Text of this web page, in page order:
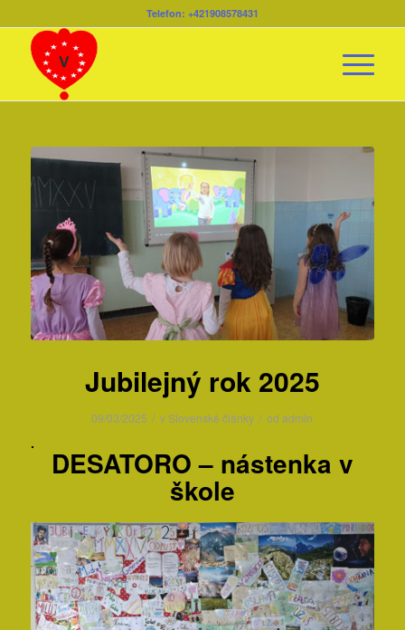
Telefon: +421908578431
Jubilejný rok 2025
09/03/2025 / vSlovenské články / odadmin
.
DESATORO – nástenka v
škole